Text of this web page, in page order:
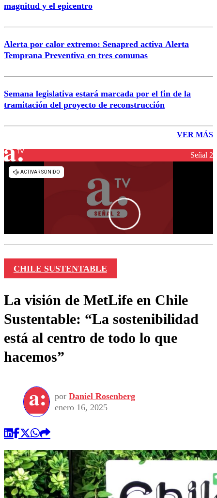
magnitud y el epicentro
Alerta por calor extremo: Senapred activa Alerta
Temprana Preventiva en tres comunas
Semana legislativa estará marcada por el fin de la
tramitación del proyecto de reconstrucción
VER MÁS
Señal 2
CHILE SUSTENTABLE
La visión de MetLife en Chile
Sustentable: “La sostenibilidad
está al centro de todo lo que
hacemos”
por Daniel Rosenberg
enero 16, 2025